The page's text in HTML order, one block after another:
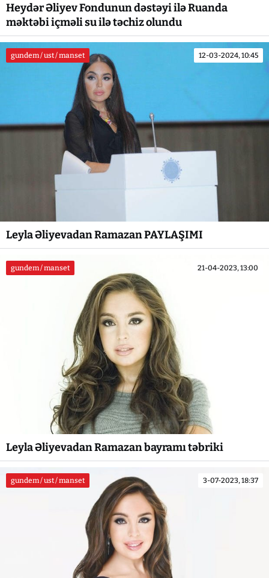
Heydər Əliyev Fondunun dəstəyi ilə Ruanda
məktəbi içməli su ilə təchiz olundu
gundem / ust / manset 12-03-2024, 10:45
Leyla Əliyevadan Ramazan PAYLAŞIMI
gundem / manset 21-04-2023, 13:00
Leyla Əliyevadan Ramazan bayramı təbriki
gundem / ust / manset 3-07-2023, 18:37